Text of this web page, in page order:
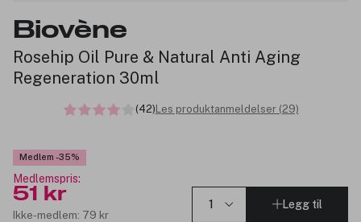
Biovène
Rosehip Oil Pure & Natural Anti Aging
Regeneration 30ml
(42) Les produktanmeldelser (29)
Medlem -35%
Medlemspris:
51 kr
Ikke-medlem: 79 kr
Legg til